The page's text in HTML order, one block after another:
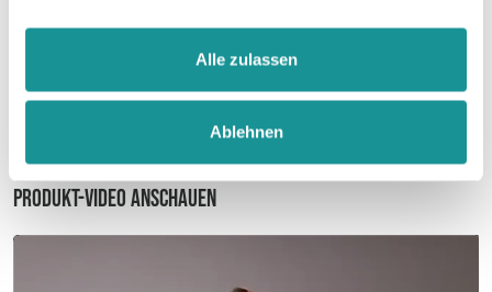
Alle zulassen
Ablehnen
Produkt-Video anschauen